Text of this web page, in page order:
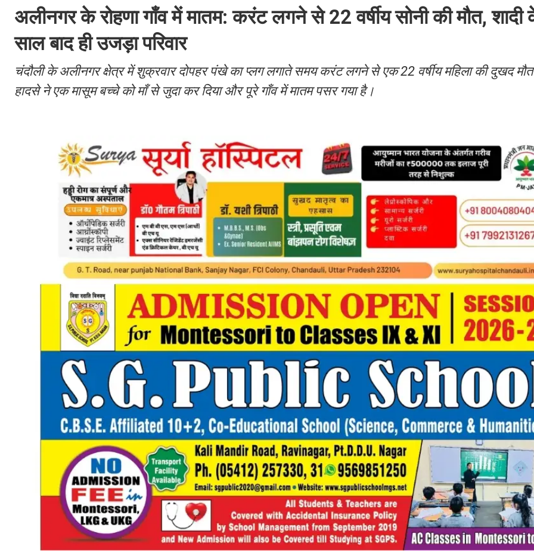
अलीनगर के रोहणा गाँव में मातम: करंट लगने से 22 वर्षीय सोनी की मौत, शादी
साल बाद ही उजड़ा परिवार
चंदौली के अलीनगर क्षेत्र में शुक्रवार दोपहर पंखे का प्लग लगाते समय करंट लगने से एक 22 वर्षीय महिला की दुखद
हादसे ने एक मासूम बच्चे को माँ से जुदा कर दिया और पूरे गाँव में मातम पसर गया है।